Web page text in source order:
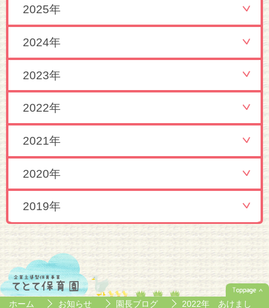
2025年
2024年
2023年
2022年
2021年
2020年
2019年
ホーム お知らせ 園長ブログ 2022年 あけまし